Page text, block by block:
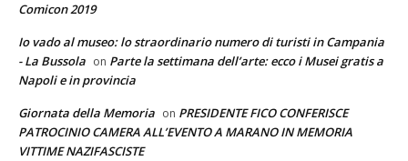
Comicon 2019
Io vado al museo: lo straordinario numero di turisti in Campania
- La Bussola on Parte la settimana dell’arte: ecco i Musei gratis a
Napoli e in provincia
Giornata della Memoria on PRESIDENTE FICO CONFERISCE
PATROCINIO CAMERA ALL’EVENTO A MARANO IN MEMORIA
VITTIME NAZIFASCISTE